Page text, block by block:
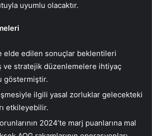
uyumlu olacaktır.
elde edilen sonuçlar beklentileri
ve stratejik düzenlemelere ihtiyaç
göstermiştir.
ilgili yasal zorluklar gelecekteki
etkileyebilir.
2024’te marj puanlarına mal